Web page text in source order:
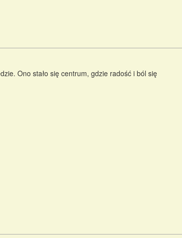
Ono stało się centrum, gdzie radość i ból się